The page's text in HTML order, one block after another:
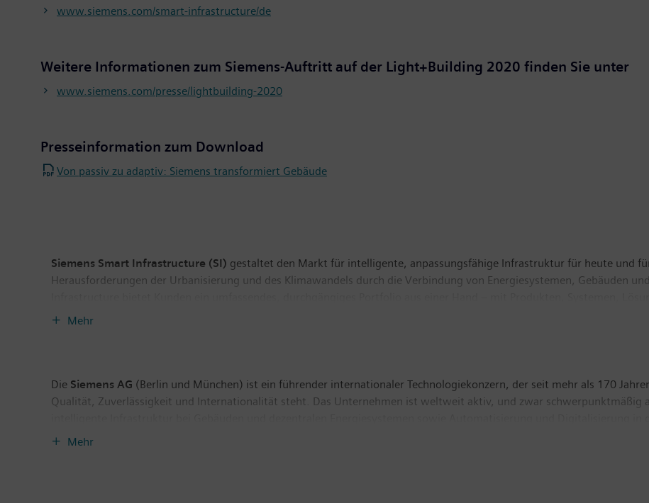
www.siemens.com/smart-infrastructure/de
Weitere Informationen zum Siemens-Auftritt auf der Light+Building 2020 finden Sie unter
www.siemens.com/presse/lightbuilding-2020
Presseinformation zum Download
Von passiv zu adaptiv: Siemens transformiert Gebäude
Siemens Smart Infrastructure (SI) gestaltet den Markt für intelligente, anpassungsfähige Infrastruktur für heute und
Herausforderungen der Urbanisierung und des Klimawandels durch die Verbindung von Energiesystemen, Gebäuden
Nutzung der Energie. Mit einem zunehmend digitalisierten Ökosystem hilft SI seinen Kunden im Wettbewerb erfolgreich
Mehr
Die Siemens AG (Berlin und München) ist ein führender internationaler Technologiekonzern, der seit mehr als 170
Qualität, Zuverlässigkeit und Internationalität steht. Das Unternehmen ist weltweit aktiv, und zwar schwerpunktmäßig
eigenständig geführte Unternehmen Siemens Mobility, einer der führenden Anbieter intelligenter Mobilitätslösungen für
Mehr